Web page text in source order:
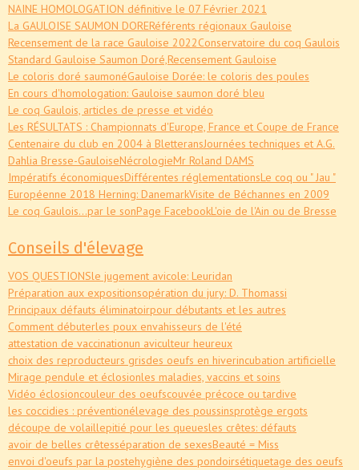
NAINE HOMOLOGATION définitive le 07 Février 2021
La GAULOISE SAUMON DORERéférents régionaux Gauloise
Recensement de la race Gauloise 2022Conservatoire du coq Gaulois
Standard Gauloise Saumon Doré,Recensement Gauloise
Le coloris doré saumonéGauloise Dorée: le coloris des poules
En cours d'homologation: Gauloise saumon doré bleu
Le coq Gaulois, articles de presse et vidéo
Les RÉSULTATS : Championnats d'Europe, France et Coupe de France
Centenaire du club en 2004 à BletteransJournées techniques et A.G.
Dahlia Bresse-GauloiseNécrologieMr Roland DAMS
Impératifs économiquesDifférentes réglementationsLe coq ou " Jau "
Européenne 2018 Herning: DanemarkVisite de Béchannes en 2009
Le coq Gaulois...par le sonPage FacebookL'oie de l'Ain ou de Bresse
Conseils d'élevage
VOS QUESTIONSle jugement avicole: Leuridan
Préparation aux expositionsopération du jury: D. Thomassi
Principaux défauts éliminatoirpour débutants et les autres
Comment débuterles poux envahisseurs de l'été
attestation de vaccinationun aviculteur heureux
choix des reproducteurs grisdes oeufs en hiverincubation artificielle
Mirage pendule et éclosionles maladies, vaccins et soins
Vidéo éclosioncouleur des oeufscouvée précoce ou tardive
les coccidies : préventionélevage des poussinsprotège ergots
découpe de volaillepitié pour les queuesles crêtes: défauts
avoir de belles crêtesséparation de sexesBeauté = Miss
envoi d'oeufs par la postehygiène des pondoirsétiquetage des oeufs